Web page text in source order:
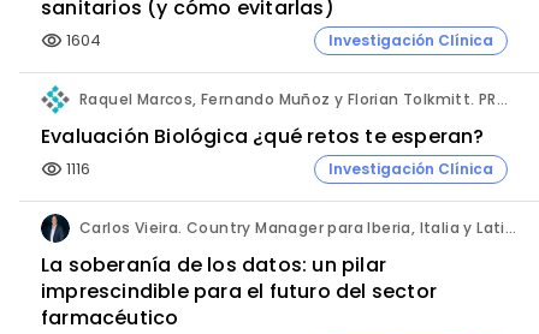
sanitarios (y cómo evitarlas)
visibility 1604 Investigación Clínica
Raquel Marcos, Fernando Muñoz y Florian Tolkmitt. PRO-LIANCE GLOBAL SOLUTIONS GmbH.
Evaluación Biológica ¿qué retos te esperan?
visibility 1116 Investigación Clínica
Carlos Vieira. Country Manager para Iberia, Italia y Latinoamérica. Hornetsecurity.
La soberanía de los datos: un pilar
imprescindible para el futuro del sector
farmacéutico